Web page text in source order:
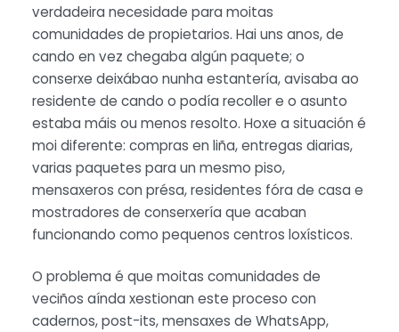
verdadeira necesidade para moitas
comunidades de propietarios. Hai uns anos, de
cando en vez chegaba algún paquete; o
conserxe deixábao nunha estantería, avisaba ao
residente de cando o podía recoller e o asunto
estaba máis ou menos resolto. Hoxe a situación é
moi diferente: compras en liña, entregas diarias,
varias paquetes para un mesmo piso,
mensaxeros con présa, residentes fóra de casa e
mostradores de conserxería que acaban
funcionando como pequenos centros loxísticos.
O problema é que moitas comunidades de
veciños aínda xestionan este proceso con
cadernos, post-its, mensaxes de WhatsApp,